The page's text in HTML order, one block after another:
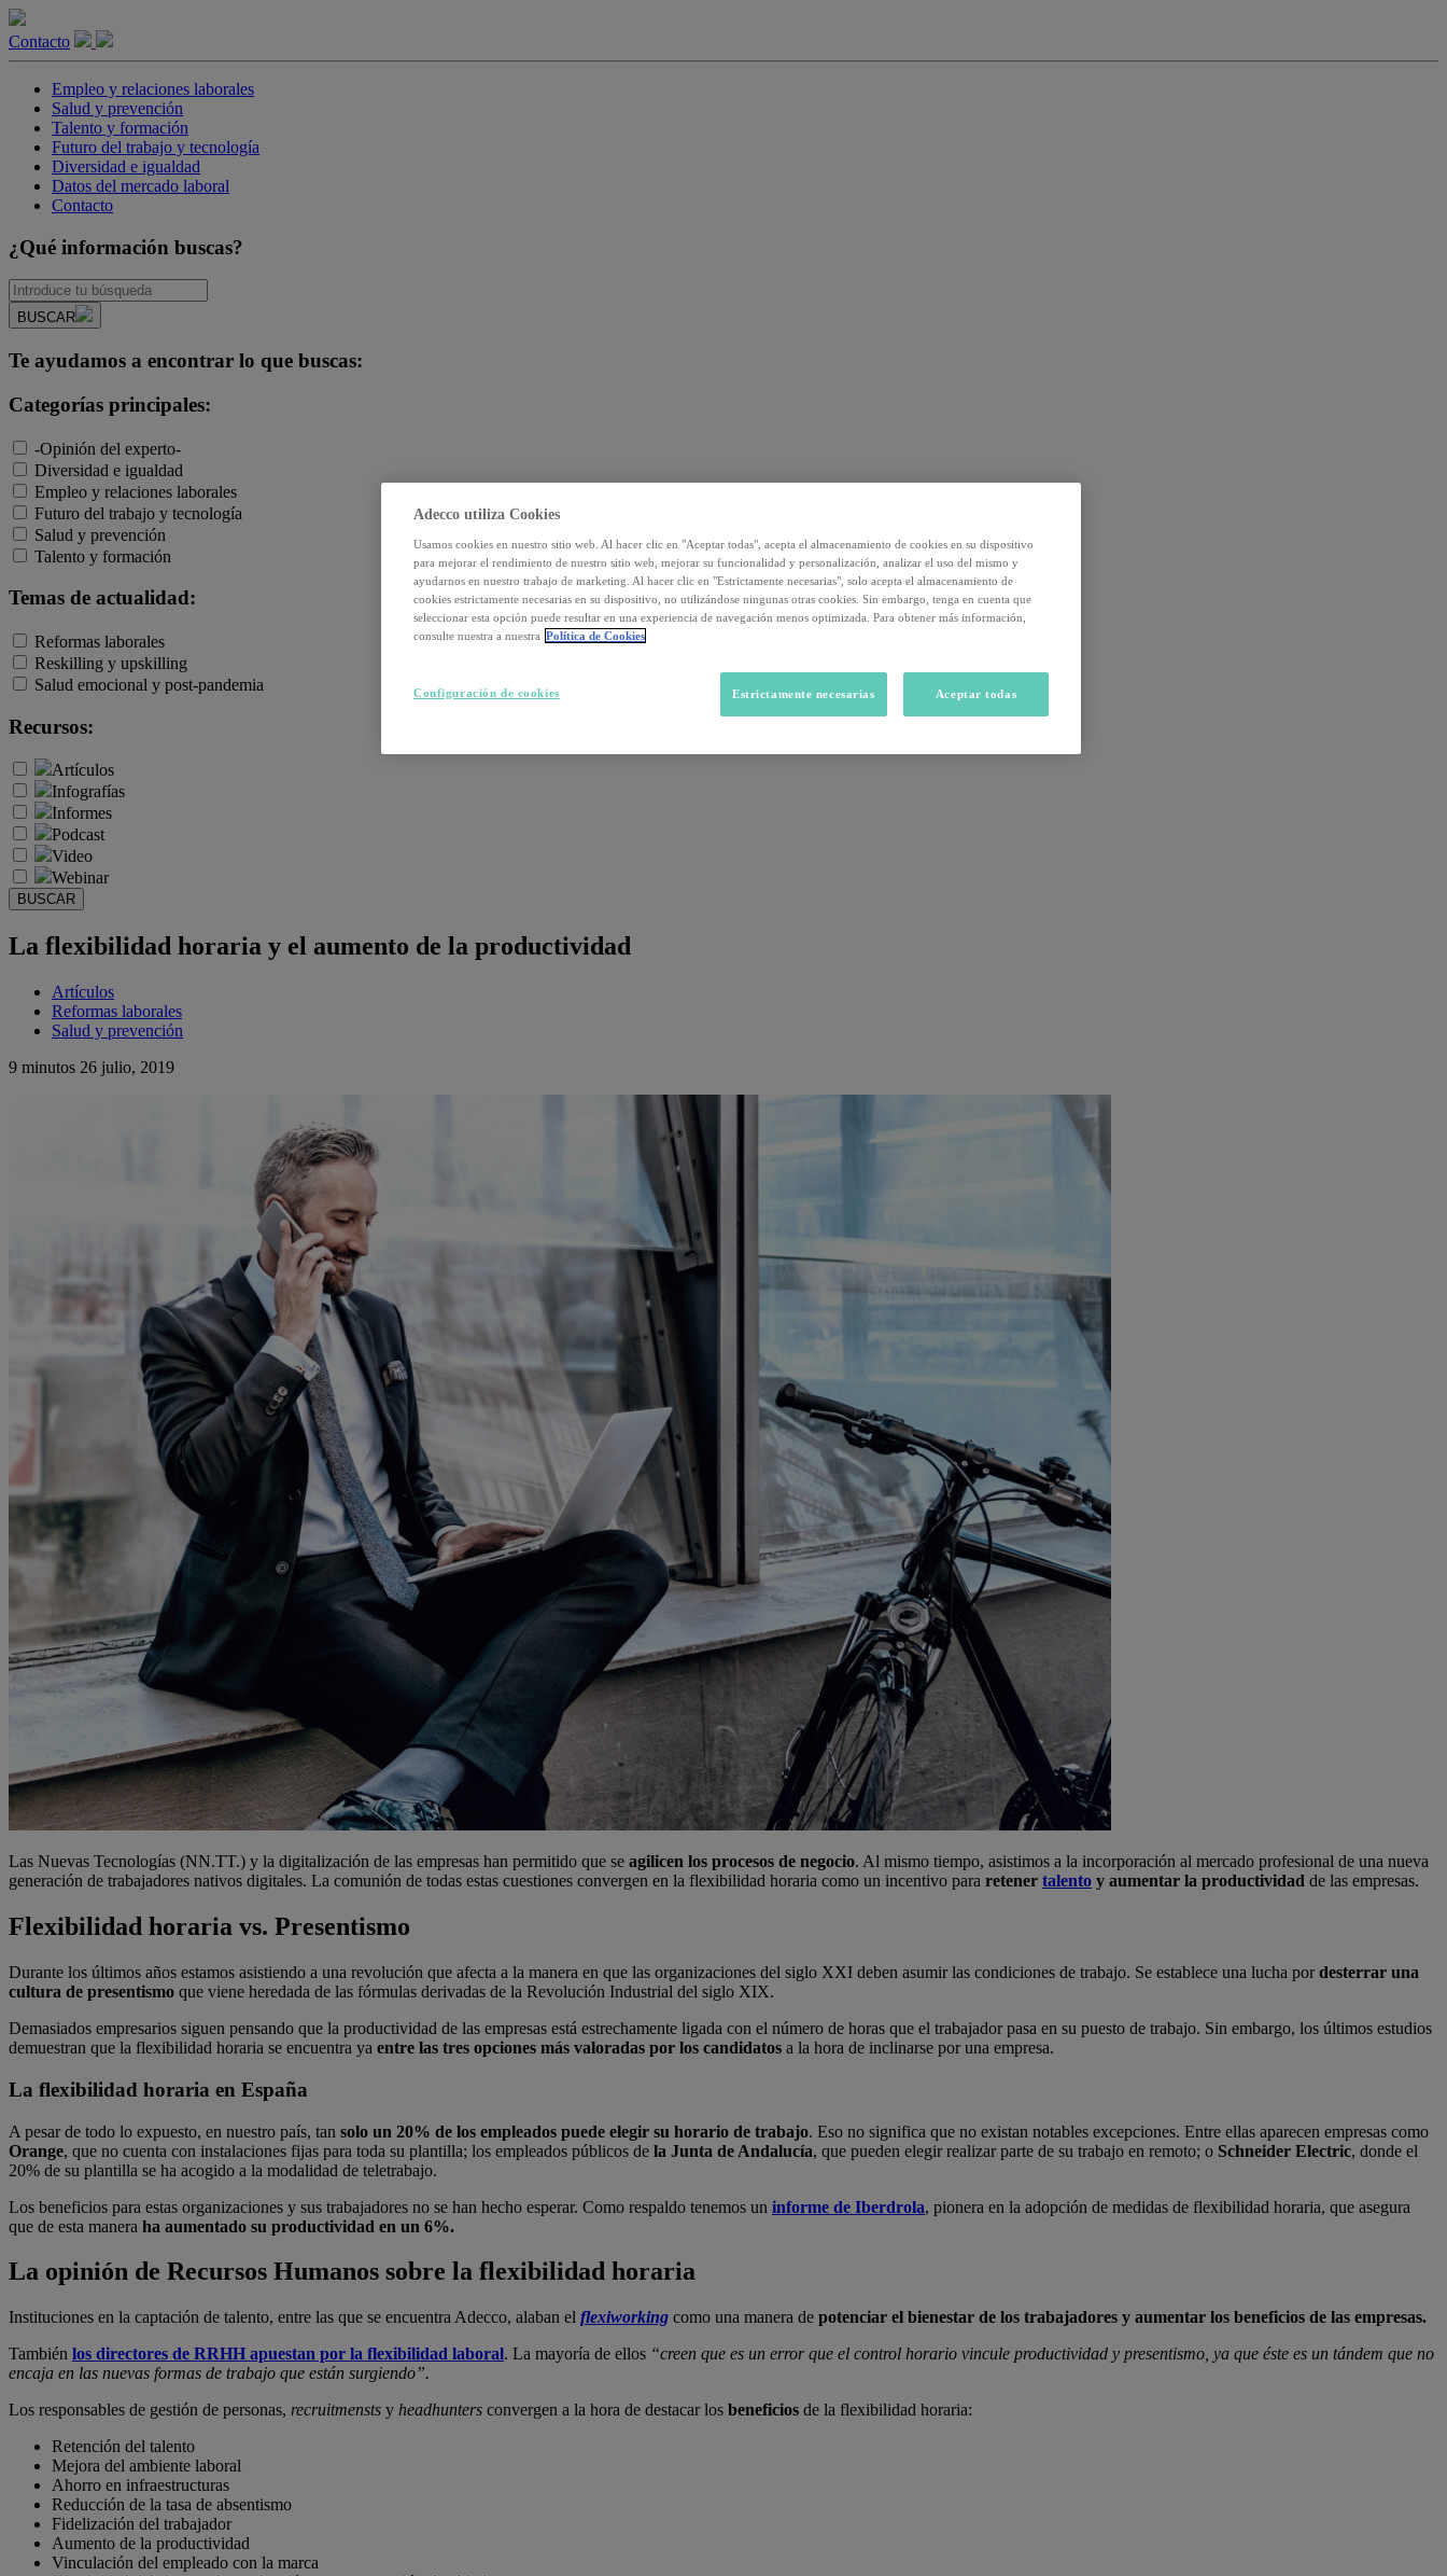
Contacto
Empleo y relaciones laborales
Salud y prevención
Talento y formación
Futuro del trabajo y tecnología
Diversidad e igualdad
Datos del mercado laboral
Contacto
¿Qué información buscas?
BUSCAR
Te ayudamos a encontrar lo que buscas:
Categorías principales:
-Opinión del experto-
Diversidad e igualdad
Empleo y relaciones laborales
Futuro del trabajo y tecnología
Salud y prevención
Talento y formación
Temas de actualidad:
Reformas laborales
Reskilling y upskilling
Salud emocional y post-pandemia
Recursos:
Artículos
Infografías
Informes
Podcast
Video
Webinar
BUSCAR
La flexibilidad horaria y el aumento de la productividad
Artículos
Reformas laborales
Salud y prevención
9 minutos 26 julio, 2019
Las Nuevas Tecnologías (NN.TT.) y la digitalización de las empresas han permitido que se agilicen los procesos de negocio. Al mismo tiempo, asistimos a la incorporación al mercado profesional de una nueva
generación de trabajadores nativos digitales. La comunión de todas estas cuestiones convergen en la flexibilidad horaria como un incentivo para retener talento y aumentar la productividad de las empresas.
Flexibilidad horaria vs. Presentismo
Durante los últimos años estamos asistiendo a una revolución que afecta a la manera en que las organizaciones del siglo XXI deben asumir las condiciones de trabajo. Se establece una lucha pordesterrar una
cultura de presentismo que viene heredada de las fórmulas derivadas de la Revolución Industrial del siglo XIX.
Demasiados empresarios siguen pensando que la productividad de las empresas está estrechamente ligada con el número de horas que el trabajador pasa en su puesto de trabajo. Sin embargo, los últimos estudios
demuestran que la flexibilidad horaria se encuentra ya entre las tres opciones más valoradas por los candidatos a la hora de inclinarse por una empresa.
La flexibilidad horaria en España
A pesar de todo lo expuesto, en nuestro país, tan solo un 20% de los empleados puede elegir su horario de trabajo. Eso no significa que no existan notables excepciones. Entre ellas aparecen empresas como
Orange, que no cuenta con instalaciones fijas para toda su plantilla; los empleados públicos de la Junta de Andalucía, que pueden elegir realizar parte de su trabajo en remoto; o Schneider Electric, donde el
20% de su plantilla se ha acogido a la modalidad de teletrabajo.
Los beneficios para estas organizaciones y sus trabajadores no se han hecho esperar. Como respaldo tenemos un informe de Iberdrola, pionera en la adopción de medidas de flexibilidad horaria, que asegura
que de esta manera ha aumentado su productividad en un 6%.
La opinión de Recursos Humanos sobre la flexibilidad horaria
Instituciones en la captación de talento, entre las que se encuentra Adecco, alaban el flexiworking como una manera de potenciar el bienestar de los trabajadores y aumentar los beneficios de las empresas.
También los directores de RRHH apuestan por la flexibilidad laboral. La mayoría de ellos “creen que es un error que el control horario vincule productividad y presentismo, ya que éste es un tándem que no
encaja en las nuevas formas de trabajo que están surgiendo”.
Los responsables de gestión de personas, recruitmensts y headhunters convergen a la hora de destacar los beneficios de la flexibilidad horaria:
Retención del talento
Mejora del ambiente laboral
Ahorro en infraestructuras
Reducción de la tasa de absentismo
Fidelización del trabajador
Aumento de la productividad
Vinculación del empleado con la marca
Adecco utiliza Cookies
Usamos cookies en nuestro sitio web. Al hacer clic en "Aceptar todas", acepta el almacenamiento de cookies en su dispositivo
para mejorar el rendimiento de nuestro sitio web, mejorar su funcionalidad y personalización, analizar el uso del mismo y
ayudarnos en nuestro trabajo de marketing. Al hacer clic en "Estrictamente necesarias", solo acepta el almacenamiento de
cookies estrictamente necesarias en su dispositivo, no utilizándose ningunas otras cookies. Sin embargo, tenga en cuenta que
seleccionar esta opción puede resultar en una experiencia de navegación menos optimizada. Para obtener más información,
consulte nuestra a nuestra Política de Cookies
Estrictamente necesarias Aceptar todas
Configuración de cookies